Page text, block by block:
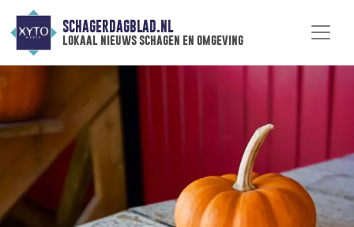
SCHAGERDAGBLAD.NL
lokaal nieuws schagen en omgeving